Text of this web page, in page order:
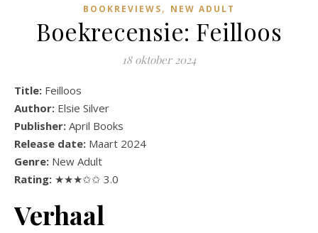
BOOKREVIEWS, NEW ADULT
Boekrecensie: Feilloos
18 oktober 2024
Title: Feilloos
Author: Elsie Silver
Publisher: April Books
Release date: Maart 2024
Genre: New Adult
Rating: ★★★✩✩ 3.0
Verhaal